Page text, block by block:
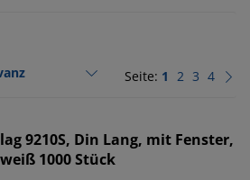
Seite: 1 2 3 4
9210S, Din Lang, mit Fenster,
1000 Stück